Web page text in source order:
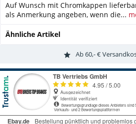
Auf Wunsch mit Chromkappen
als Anmerkung angeben, wenn die...
Ähnliche Artikel
Ab 60,- €